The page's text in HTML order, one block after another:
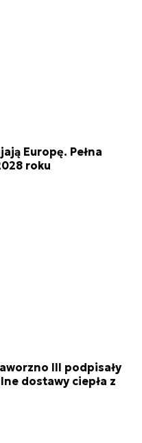
Europę. Pełna
roku
III podpisały
dostawy ciepła z